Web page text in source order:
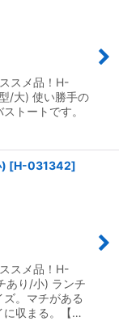
スメ品！H-
/大) 使い勝手の
トートです。
[H-031342]
スメ品！H-
あり/小) ランチ
。マチがある
に収まる。【…